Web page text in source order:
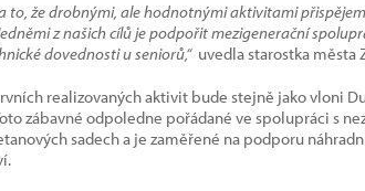
to, že drobnými, ale hodnotnými aktivitami
z našich cílů je podpořit mezigenerační
dovednosti u seniorů,“ uvedla starostka města
realizovaných aktivit bude stejně jako vloni
zábavné odpoledne pořádané ve spolupráci s
sadech a je zaměřené na podporu